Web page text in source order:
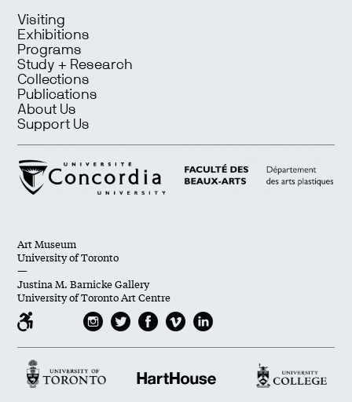
Visiting
Exhibitions
Programs
Study + Research
Collections
Publications
About Us
Support Us
Art Museum
University of Toronto
—
Justina M. Barnicke Gallery
University of Toronto Art Centre